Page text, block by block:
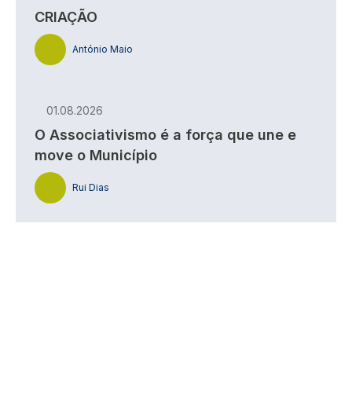
CRIAÇÃO
António Maio
01.08.2026
O Associativismo é a força que une e
move o Município
Rui Dias